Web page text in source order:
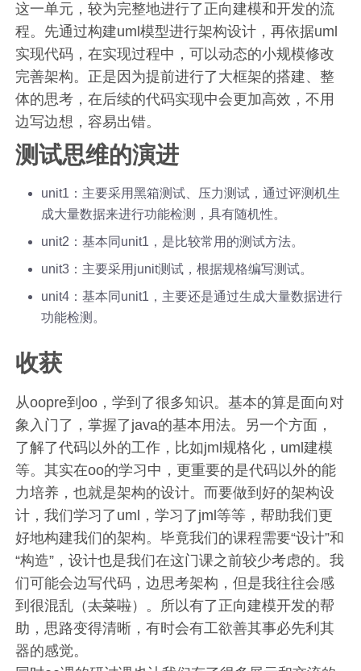
这一单元，较为完整地进行了正向建模和开发的流
程。先通过构建uml模型进行架构设计，再依据uml
实现代码，在实现过程中，可以动态的小规模修改
完善架构。正是因为提前进行了大框架的搭建、整
体的思考，在后续的代码实现中会更加高效，不用
边写边想，容易出错。
测试思维的演进
unit1：主要采用黑箱测试、压力测试，通过评测机生
成大量数据来进行功能检测，具有随机性。
unit2：基本同unit1，是比较常用的测试方法。
unit3：主要采用junit测试，根据规格编写测试。
unit4：基本同unit1，主要还是通过生成大量数据进行
功能检测。
收获
从oopre到oo，学到了很多知识。基本的算是面向对
象入门了，掌握了java的基本用法。另一个方面，
了解了代码以外的工作，比如jml规格化，uml建模
等。其实在oo的学习中，更重要的是代码以外的能
力培养，也就是架构的设计。而要做到好的架构设
计，我们学习了uml，学习了jml等等，帮助我们更
好地构建我们的架构。毕竟我们的课程需要“设计”和
“构造”，设计也是我们在这门课之前较少考虑的。我
们可能会边写代码，边思考架构，但是我往往会感
到很混乱（太菜啦）。所以有了正向建模开发的帮
助，思路变得清晰，有时会有工欲善其事必先利其
器的感觉。